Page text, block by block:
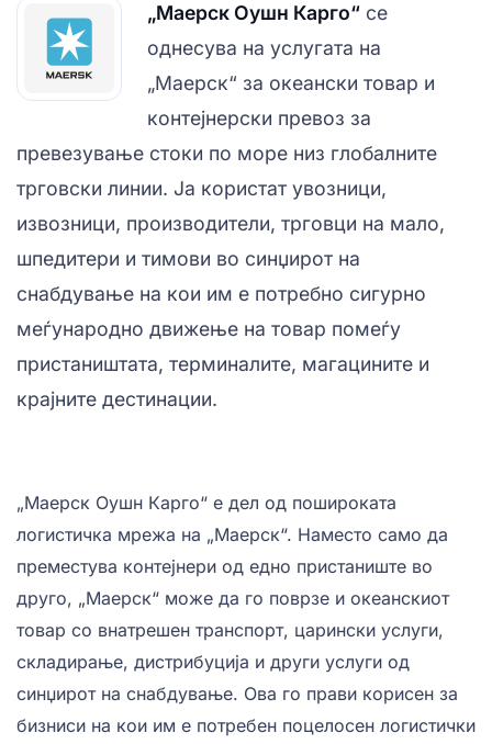
„Маерск Оушн Карго“ се
однесува на услугата на
„Маерск“ за океански товар и
контејнерски превоз за
превезување стоки по море низ глобалните
трговски линии. Ја користат увозници,
извозници, производители, трговци на мало,
шпедитери и тимови во синџирот на
снабдување на кои им е потребно сигурно
меѓународно движење на товар помеѓу
пристаништата, терминалите, магацините и
крајните дестинации.
„Маерск Оушн Карго“ е дел од пошироката
логистичка мрежа на „Маерск“. Наместо само да
преместува контејнери од едно пристаниште во
друго, „Маерск“ може да го поврзе и океанскиот
товар со внатрешен транспорт, царински услуги,
складирање, дистрибуција и други услуги од
синџирот на снабдување. Ова го прави корисен за
бизниси на кои им е потребен поцелосен логистички